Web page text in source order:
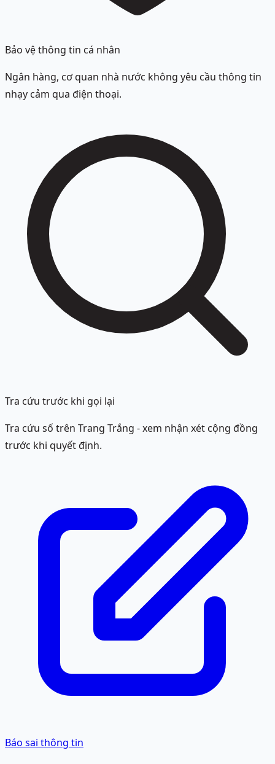
Bảo vệ thông tin cá nhân
Ngân hàng, cơ quan nhà nước không yêu cầu thông tin
nhạy cảm qua điện thoại.
Tra cứu trước khi gọi lại
Tra cứu số trên Trang Trắng - xem nhận xét cộng đồng
trước khi quyết định.
Báo sai thông tin